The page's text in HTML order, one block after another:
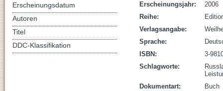
Erscheinungsjahr:
2006
Reihe:
Verlagsangabe:
Sprache:
ISBN:
3-
Schlagworte:
Dokumentart:
Buch
Erscheinungsdatum
Autoren
Titel
DDC-Klassifikation